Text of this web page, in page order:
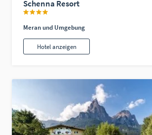
Schenna Resort
Meran und Umgebung
Hotel anzeigen